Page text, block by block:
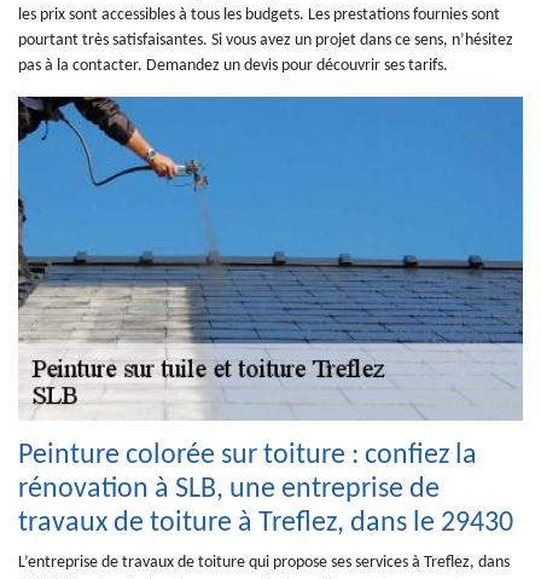
les prix sont accessibles à tous les budgets. Les prestations fournies sont
pourtant très satisfaisantes. Si vous avez un projet dans ce sens, n’hésitez
pas à la contacter. Demandez un devis pour découvrir ses tarifs.
Peinture colorée sur toiture : confiez la
rénovation à SLB, une entreprise de
travaux de toiture à Treflez, dans le 29430
L’entreprise de travaux de toiture qui propose ses services à Treflez, dans